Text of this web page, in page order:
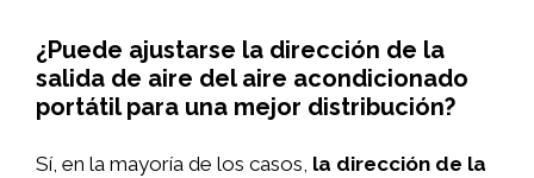
¿Puede ajustarse la dirección de la
salida de aire del aire acondicionado
portátil para una mejor distribución?
Sí, en la mayoría de los casos, la dirección de la